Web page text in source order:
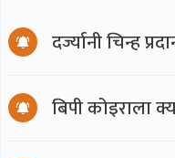
दर्ज्यानी चिन्ह
बिपी कोइराला